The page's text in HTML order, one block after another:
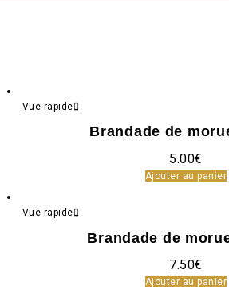
Vue rapide
Brandade de
5.00€
Ajouter au panier
Vue rapide
Brandade de
7.50€
Ajouter au panier